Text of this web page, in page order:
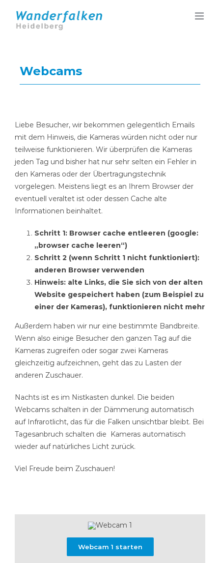
Inhalt
springen
Webcams
Liebe Besucher, wir bekommen gelegentlich Emails
mit dem Hinweis, die Kameras würden nicht oder nur
teilweise funktionieren. Wir überprüfen die Kameras
jeden Tag und bisher hat nur sehr selten ein Fehler in
den Kameras oder der Übertragungstechnik
vorgelegen. Meistens liegt es an Ihrem Browser der
eventuell veraltet ist oder dessen Cache alte
Informationen beinhaltet.
Schritt 1: Browser cache entleeren (google:
„browser cache leeren“)
Schritt 2 (wenn Schritt 1 nicht funktioniert):
anderen Browser verwenden
Hinweis: alte Links, die Sie sich von der alten
Website gespeichert haben (zum Beispiel zu
einer der Kameras), funktionieren nicht mehr
Außerdem haben wir nur eine bestimmte Bandbreite.
Wenn also einige Besucher den ganzen Tag auf die
Kameras zugreifen oder sogar zwei Kameras
gleichzeitig aufzeichnen, geht das zu Lasten der
anderen Zuschauer.
Nachts ist es im Nistkasten dunkel. Die beiden
Webcams schalten in der Dämmerung automatisch
auf Infrarotlicht, das für die Falken unsichtbar bleibt. Bei
Tagesanbruch schalten die Kameras automatisch
wieder auf natürliches Licht zurück.
Viel Freude beim Zuschauen!
Webcam 1 starten